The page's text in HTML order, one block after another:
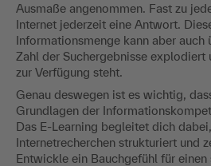
Ausmaße angenommen. Fast zu
Internet jederzeit eine Antwort.
Informationsmenge kann aber auch
Zahl der Suchergebnisse
zur Verfügung steht.
Genau deswegen ist es wichtig,
Grundlagen der
Das E-Learning begleitet dich
Internetrecherchen strukturiert und
Entwickle ein Bauchgefühl für einen